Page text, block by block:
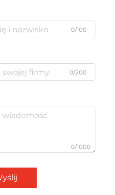
0/100
0/200
0/1000